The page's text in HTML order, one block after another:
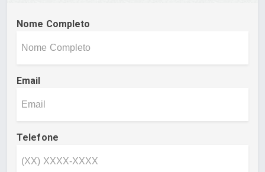
Nome Completo
Email
Telefone